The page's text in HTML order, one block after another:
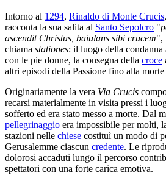
Intorno al 1294, Rinaldo di Monte Crucis
racconta la sua salita al Santo Sepolcro "
ascendit Christus, baiulans sibi crucem",
chiama stationes: il luogo della
con le pie donne, la consegna della croce
altri episodi della Passione fino alla
Originariamente la vera Via Crucis
recarsi materialmente in visita pressi i
sofferto ed era stato messo a morte. Dal
pellegrinaggio era impossibile per molti,
stazioni nelle chiese costituì un modo di
Gerusalemme ciascun credente. Le
dolorosi accaduti lungo il percorso
spettatori con una forte carica emotiva.